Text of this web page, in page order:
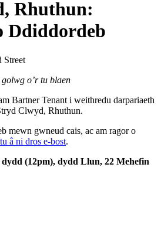
Rhuthun:
Ddiddordeb
o’r tu blaen
Bartner Tenant i weithredu darpariaeth
Clwyd, Rhuthun.
mewn gwneud cais, ac am ragor o
â ni dros e-bost.
(12pm), dydd Llun, 22 Mehefin